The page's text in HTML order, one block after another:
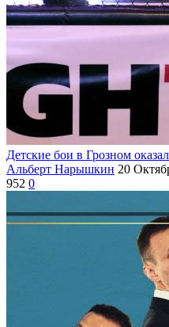
Детские бои в Грозном
Альберт Нарышкин 20
952 0